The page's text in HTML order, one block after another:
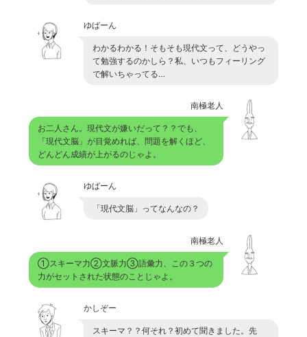
ゆばーん
わかるわかる！そもそも現代文って、どうやっ
て勉強するのかしら？私、いつもフィーリング
で解いちゃってる…
南極老人
お二人さん。現代文が嫌いだって？？でも、
「現代文脳」が目覚めれば、問題を解くほど、
どんどん成績が上がるのじゃよ。
ゆばーん
「現代文脳」ってなんなの？
南極老人
①スキーマ力②文脈力③語彙力、この３つの
力がセットされた状態のことじゃよ。
かしぞー
スキーマ？？何それ？初めて聞きました。先